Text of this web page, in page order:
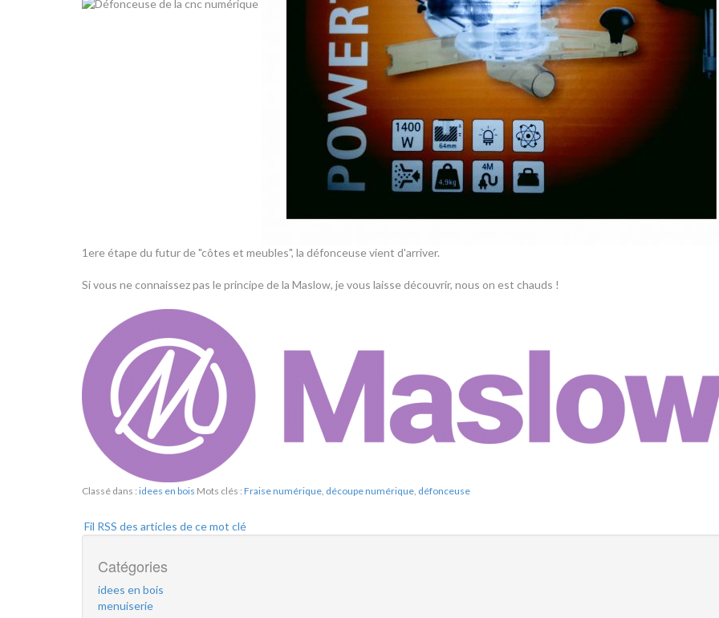
1ere étape du futur de "côtes et meubles", la défonceuse vient d'arriver.
Si vous ne connaissez pas le principe de la Maslow, je vous laisse découvrir, nous on est chauds !
Classé dans : idees en bois Mots clés : Fraise numérique, découpe numérique, défonceuse
Fil RSS des articles de ce mot clé
Catégories
idees en bois
menuiserie